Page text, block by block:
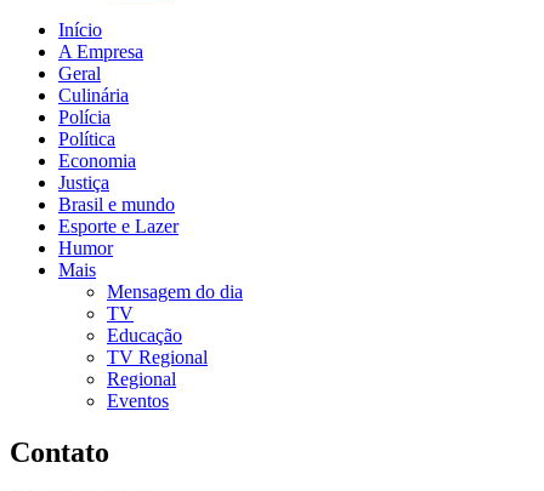
Início
A Empresa
Geral
Culinária
Polícia
Política
Economia
Justiça
Brasil e mundo
Esporte e Lazer
Humor
Mais
Mensagem do dia
TV
Educação
TV Regional
Regional
Eventos
Contato